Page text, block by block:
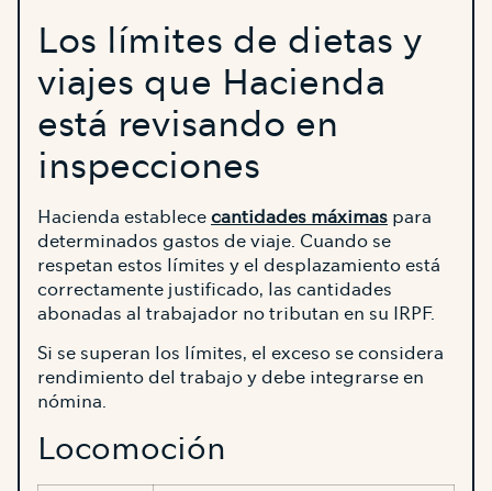
Los límites de dietas y
viajes que Hacienda
está revisando en
inspecciones
Hacienda establececantidades máximas para
determinados gastos de viaje. Cuando se
respetan estos límites y el desplazamiento está
correctamente justificado, las cantidades
abonadas al trabajador no tributan en su IRPF.
Si se superan los límites, el exceso se considera
rendimiento del trabajo y debe integrarse en
nómina.
Locomoción